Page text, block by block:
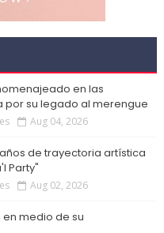
en las
por su legado al merengue
Aug 04, 2026
de trayectoria artística
Party"
Aug 02, 2026
en medio de su